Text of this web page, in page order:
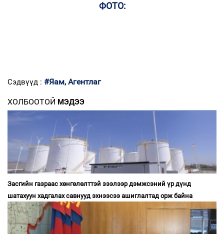
ФОТО:
Сэдвүүд : #Яам, Агентлаг
ХОЛБООТОЙ МЭДЭЭ
Засгийн газраас хөнгөлөлттэй зээлээр дэмжсэний үр дүнд
шатахуун хадгалах савнууд эхнээсээ ашиглалтад орж байна